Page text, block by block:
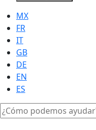
MX
FR
IT
GB
DE
EN
ES